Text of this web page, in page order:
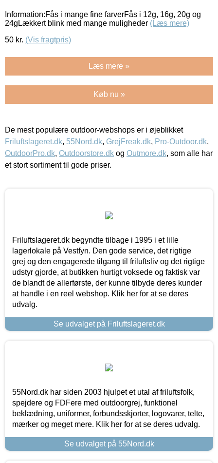
Information:Fås i mange fine farverFås i 12g, 16g, 20g og
24gLækkert blink med mange muligheder (Læs mere)
50 kr. (Vis fragtpris)
Læs mere »
Køb nu »
De mest populære outdoor-webshops er i øjeblikket
Friluftslageret.dk, 55Nord.dk, GrejFreak.dk, Pro-Outdoor.dk,
OutdoorPro.dk, Outdoorstore.dk og Outmore.dk, som alle har
et stort sortiment til gode priser.
Friluftslageret.dk begyndte tilbage i 1995 i et lille
lagerlokale på Vestfyn. Den gode service, det rigtige
grej og den engagerede tilgang til friluftsliv og det rigtige
udstyr gjorde, at butikken hurtigt voksede og faktisk var
de blandt de allerførste, der kunne tilbyde deres kunder
at handle i en reel webshop. Klik her for at se deres
udvalg.
Se udvalget på Friluftslageret.dk
55Nord.dk har siden 2003 hjulpet et utal af friluftsfolk,
spejdere og FDFere med outdoorgrej, funktionel
beklædning, uniformer, forbundsskjorter, logovarer, telte,
mærker og meget mere. Klik her for at se deres udvalg.
Se udvalget på 55Nord.dk